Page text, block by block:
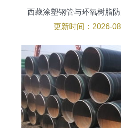
西藏涂塑钢管与环氧树脂
更新时间：2026-